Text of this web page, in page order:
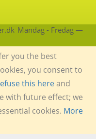
Mandag - Fredag —
you the best
you consent to
this hereand
with future effect; we
cookies. More